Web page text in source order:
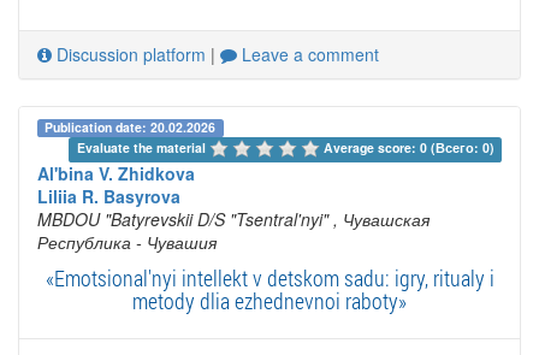
Discussion platform | Leave a comment
Publication date: 20.02.2026
Evaluate the material
Average score: 0 (Всего: 0)
Al'bina V. Zhidkova
Liliia R. Basyrova
MBDOU "Batyrevskii D/S "Tsentral'nyi" , Чувашская
Республика - Чувашия
«Emotsional'nyi intellekt v detskom sadu: igry, ritualy i
metody dlia ezhednevnoi raboty»